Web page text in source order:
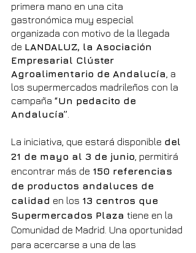
primera mano en una cita
gastronómica muy especial
organizada con motivo de la llegada
de LANDALUZ, la Asociación
Empresarial Clúster
Agroalimentario de Andalucía , a
los supermercados madrileños con la
campaña “Un pedacito de
Andalucía”
La iniciativa, que estará disponible del
21 de mayo al 3 de junio , permitirá
encontrar más de 150 referencias
de productos andaluces de
calidad en los 13 centros que
Supermercados Plaza tiene en la
Comunidad de Madrid. Una oportunidad
para acercarse a una de las